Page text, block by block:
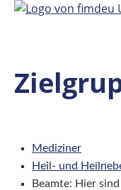
Mediziner
Heil- und
Beamte: Hier